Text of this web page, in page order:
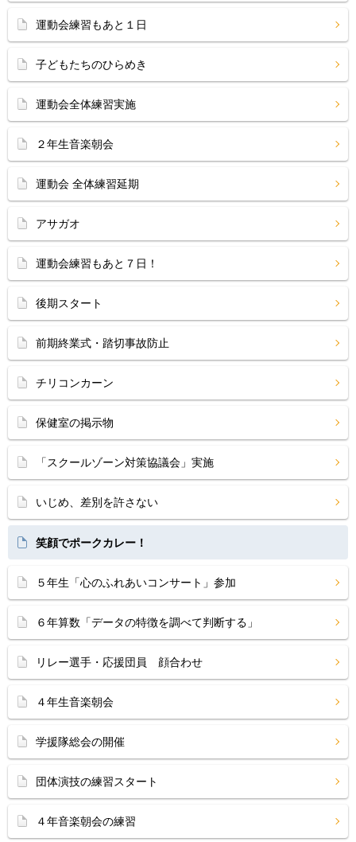
運動会練習もあと１日
子どもたちのひらめき
運動会全体練習実施
２年生音楽朝会
運動会 全体練習延期
アサガオ
運動会練習もあと７日！
後期スタート
前期終業式・踏切事故防止
チリコンカーン
保健室の掲示物
「スクールゾーン対策協議会」実施
いじめ、差別を許さない
笑顔でポークカレー！
５年生「心のふれあいコンサート」参加
６年算数「データの特徴を調べて判断する」
リレー選手・応援団員 顔合わせ
４年生音楽朝会
学援隊総会の開催
団体演技の練習スタート
４年音楽朝会の練習